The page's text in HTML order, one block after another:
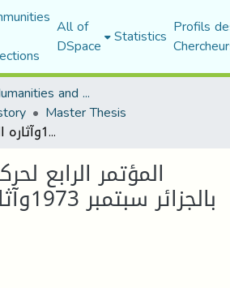
All of
DSpace Statistics Profils
Faculty of Humanities and Social Sciences
Master Thesis
المؤتمر الرابع لحركة عدم الانحياز بالجزائر سبتمبر 1973وآثاره الإق ليمية والدولية
المؤتمر الرابع